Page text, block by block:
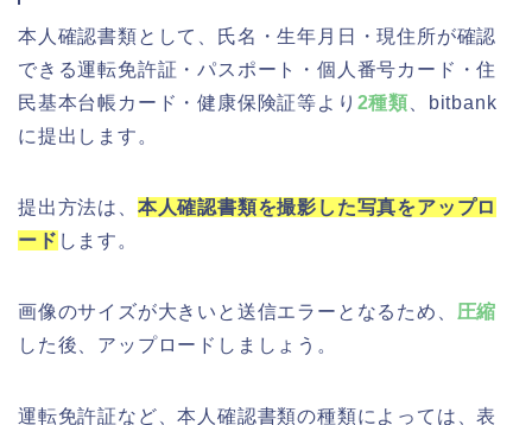
本人確認書類として、氏名・生年月日・現住所が確認
できる運転免許証・パスポート・個人番号カード・住
民基本台帳カード・健康保険証等より 2種類 、bitbank
に提出します。
提出方法は、 本人確認書類を撮影した写真をアップロ
ード します。
画像のサイズが大きいと送信エラーとなるため、 圧縮
した後、アップロードしましょう。
運転免許証など、本人確認書類の種類によっては、表